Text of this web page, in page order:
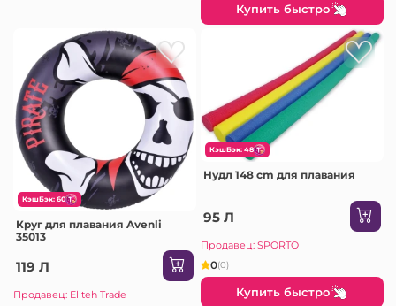
Купить быстро
КэшБэк: 60
Круг для плавания Avenli
35013
119 Л
Продавец: Eliteh Trade
КэшБэк: 48
Нудл 148 cm для плавания
95 Л
Продавец: SPORTO
0(0)
Купить быстро